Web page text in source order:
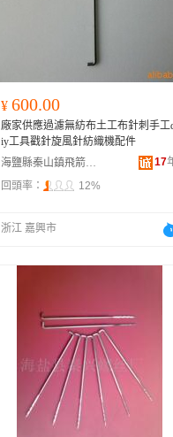
¥ 600.00
廠家供應過濾無紡布土工布針刺手工
iy工具戳針旋風針紡織機配件
海鹽縣秦山鎮飛箭制針廠
17
回頭率：
12%
浙江 嘉興市